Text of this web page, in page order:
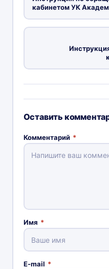
кабинетом УК
Оставить
Комментарий *
Имя *
E-mail *